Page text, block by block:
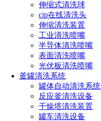
伸缩式清洗球
cip在线清洗头
伸缩清洗装置
工业清洗喷嘴
半导体清洗喷嘴
表面清洗喷嘴
光伏板清洗喷嘴
釜罐清洗系统
罐体自动清洗系统
反应釜清洗设备
干燥塔清洗装置
罐车清洗设备